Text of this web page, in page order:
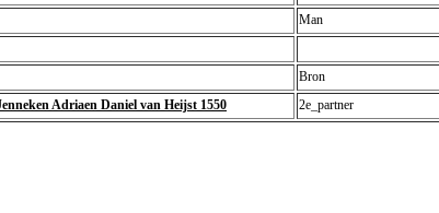
Man
Bron
Adriaen Daniel van Heijst 1550 2e_partner